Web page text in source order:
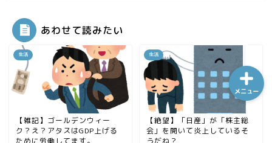
あわせて読みたい
生活
【雑記】ゴールデンウィー
ク？え？アタスはGDP上げる
生活
【絶望】「日産」が「株主総
会」を開いて炎上しているそ
メニュー